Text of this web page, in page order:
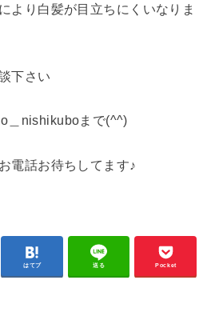
より白髪が目立ちにくいなりま
下さい
＿nishikuboまで(^^)
電話お待ちしてます♪
はてブ 送る Pocket